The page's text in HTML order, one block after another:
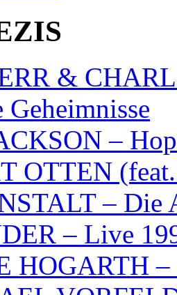
&
Geheimnisse
–
OTTEN
– Die
– Live
HOGARTH –